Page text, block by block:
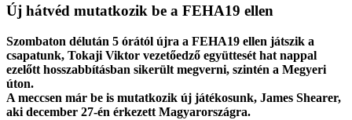
Új hátvéd mutatkozik be a FEHA19 ellen
Szombaton délután 5 órától újra a FEHA19 ellen játszik a
csapatunk, Tokaji Viktor vezetőedző együttesét hat nappal
ezelőtt hosszabbításban sikerült megverni, szintén a Megyeri
úton.
A meccsen már be is mutatkozik új játékosunk, James Shearer,
aki december 27-én érkezett Magyarországra.